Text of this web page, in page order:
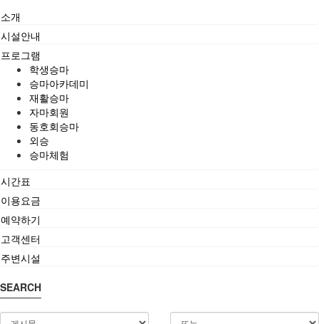
소개
시설안내
프로그램
학생승마
승마아카데미
재활승마
자마회원
동호회승마
외승
승마체험
시간표
이용요금
예약하기
고객센터
주변시설
SEARCH